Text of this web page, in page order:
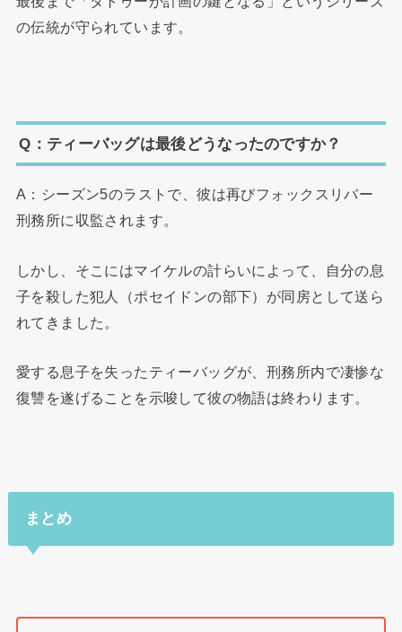
の伝統が守られています。
Q：ティーバッグは最後どうなったのですか？
A：シーズン5のラストで、彼は再びフォックスリバー
刑務所に収監されます。
しかし、そこにはマイケルの計らいによって、自分の息
子を殺した犯人（ポセイドンの部下）が同房として送ら
れてきました。
愛する息子を失ったティーバッグが、刑務所内で凄惨な
復讐を遂げることを示唆して彼の物語は終わります。
まとめ